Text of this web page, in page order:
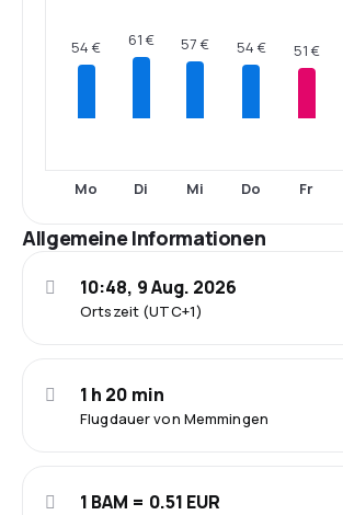
54 €
Mo
61 €
Di
57 €
Mi
54 €
Do
51 €
Fr
Allgemeine Informationen
Ortszeit (UTC+1)
10:48, 9 Aug. 2026
Flugdauer von Memmingen
1 h 20 min
1 BAM = 0.51 EUR